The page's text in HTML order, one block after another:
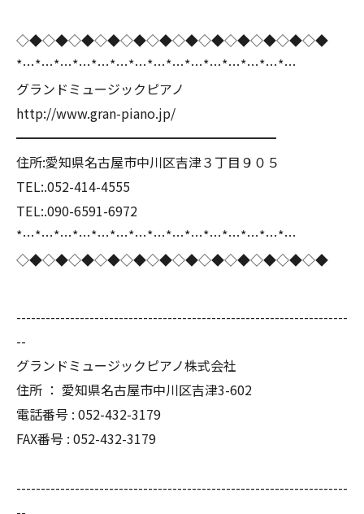
◇◆◇◆◇◆◇◆◇◆◇◆◇◆◇◆◇◆◇◆◇◆◇◆
*…*…*…*…*…*…*…*…*…*…*…*…*…*…*…
グランドミュージックピアノ
http://www.gran-piano.jp/
━━━━━━━━━━━━━━━━━━━━
住所:愛知県名古屋市中川区吉津３丁目９０５
TEL:.052-414-4555
TEL:.090-6591-6972
*…*…*…*…*…*…*…*…*…*…*…*…*…*…*…
◇◆◇◆◇◆◇◆◇◆◇◆◇◆◇◆◇◆◇◆◇◆◇◆
--------------------------------------------------------------------
--
グランドミュージックピアノ株式会社
住所 ： 愛知県名古屋市中川区吉津3-602
電話番号 : 052-432-3179
FAX番号 : 052-432-3179
--------------------------------------------------------------------